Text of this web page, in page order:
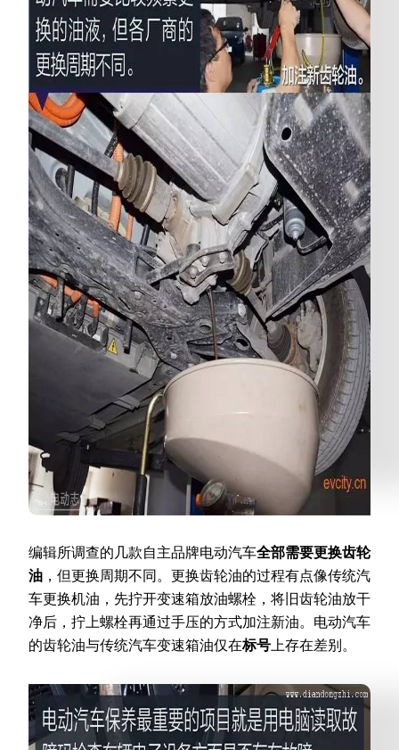
编辑所调查的几款自主品牌电动汽车全部需要更换齿轮
油 ，但更换周期不同。更换齿轮油的过程有点像传统汽
车更换机油，先拧开变速箱放油螺栓，将旧齿轮油放干
净后，拧上螺栓再通过手压的方式加注新油。电动汽车
的齿轮油与传统汽车变速箱油仅在标号 上存在差别。